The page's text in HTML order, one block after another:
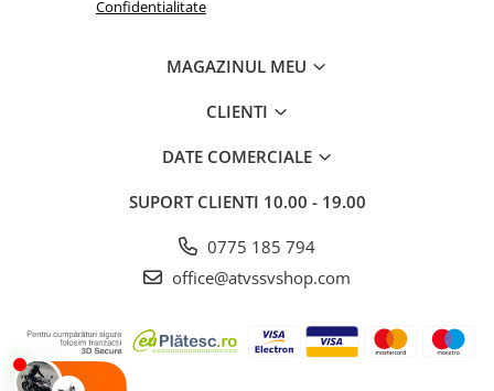
Confidentialitate
MAGAZINUL MEU
CLIENTI
DATE COMERCIALE
SUPORT CLIENTI 10.00 - 19.00
0775 185 794
office@atvssvshop.com